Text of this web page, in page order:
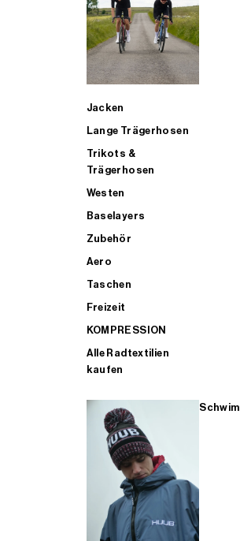
Jacken
Lange Trägerhosen
Trikots &
Trägerhosen
Westen
Baselayers
Zubehör
Aero
Taschen
Freizeit
KOMPRESSION
Alle Radtextilien
kaufen
ALLE TRIATHLONARTIKEL FÜR